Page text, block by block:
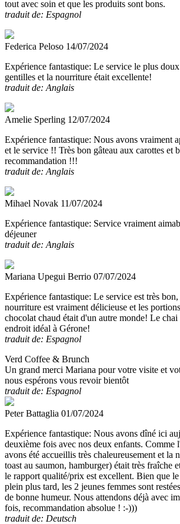
tout avec soin et que les produits sont bons.
traduit de: Espagnol
Federica Peloso 14/07/2024
Expérience fantastique: Le service le plus
gentilles et la nourriture était excellente!
traduit de: Anglais
Amelie Sperling 12/07/2024
Expérience fantastique: Nous avons vraiment
et le service !! Très bon gâteau aux carottes et
recommandation !!!
traduit de: Anglais
Mihael Novak 11/07/2024
Expérience fantastique: Service vraiment
déjeuner
traduit de: Anglais
Mariana Upegui Berrio 07/07/2024
Expérience fantastique: Le service est très
nourriture est vraiment délicieuse et les
chocolat chaud était d'un autre monde! Le chai
endroit idéal à Gérone!
traduit de: Espagnol
Verd Coffee & Brunch
Un grand merci Mariana pour votre visite et
nous espérons vous revoir bientôt
traduit de: Espagnol
Peter Battaglia 01/07/2024
Expérience fantastique: Nous avons dîné ici
deuxième fois avec nos deux enfants. Comme
avons été accueillis très chaleureusement et la
toast au saumon, hamburger) était très fraîche
le rapport qualité/prix est excellent. Bien que
plein plus tard, les 2 jeunes femmes sont
de bonne humeur. Nous attendons déjà avec
fois, recommandation absolue ! :-)))
traduit de: Deutsch